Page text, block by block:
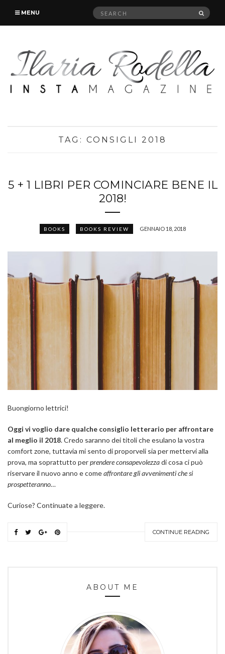
MENU
Search
TAG: CONSIGLI 2018
5 + 1 LIBRI PER COMINCIARE BENE IL
2018!
BOOKS BOOKS REVIEW GENNAIO 18, 2018
Buongiorno lettrici!
Oggi vi voglio dare qualche consiglio letterario per affrontare
al meglio il 2018. Credo saranno dei titoli che esulano la vostra
comfort zone, tuttavia mi sento di proporveli sia per mettervi alla
prova, ma soprattutto perprendere consapevolezzadi cosa ci può
riservare il nuovo anno e comeaffrontare gli avvenimenti che si
prospetteranno…
Curiose? Continuate a leggere.
CONTINUE READING
ABOUT ME